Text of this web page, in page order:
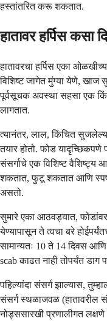
हस्तांतरित करू शकतात.
हातावर हर्पिस कसा
हातावरचा हर्पिस एका
विशिष्ट जागेत मुंग्या येणे,
पूर्वसूचक अवस्था सहसा एक
लागतात.
त्यानंतर, लाल, किंचित
तयार होतो. फोड
संसर्गाचे एक विशिष्ट
शकतात, फुटू शकतात आणि
असतो.
सुमारे एका आठवड्यात,
येण्यापासून ते त्वचा बरे
सामान्यतः 10 ते 14 दिवस आणि
scab काढत नाही तोपर्यंत डाग
पहिल्यांदा संसर्ग झाल्यास,
संसर्ग स्थळाजवळ (हातावरील
नोड्ससारखी प्रणालीगत लक्षणे